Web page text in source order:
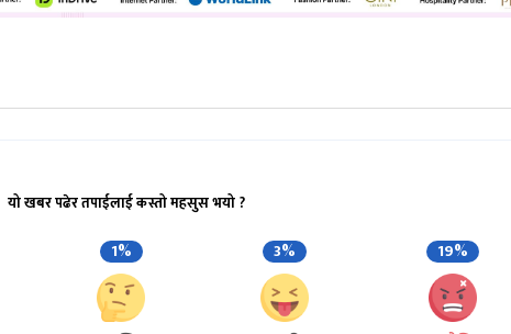
यो खबर पढेर तपाईलाई कस्तो महसुस भयो ?
1% 3% 19%